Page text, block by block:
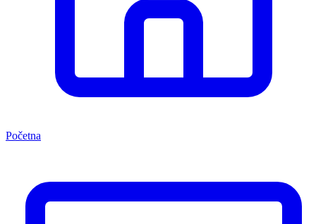
Početna